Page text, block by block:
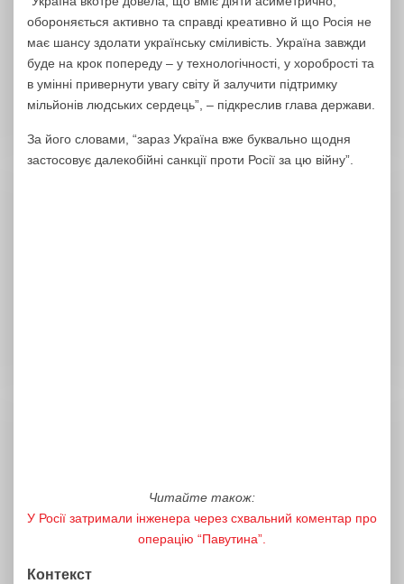
обороняється активно та справді креативно й що Росія не
має шансу здолати українську сміливість. Україна завжди
буде на крок попереду – у технологічності, у хоробрості та
в умінні привернути увагу світу й залучити підтримку
мільйонів людських сердець”, – підкреслив глава держави.
За його словами, “зараз Україна вже буквально щодня
застосовує далекобійні санкції проти Росії за цю війну”.
Читайте також:
У Росії затримали інженера через схвальний коментар про
операцію “Павутина”.
Контекст